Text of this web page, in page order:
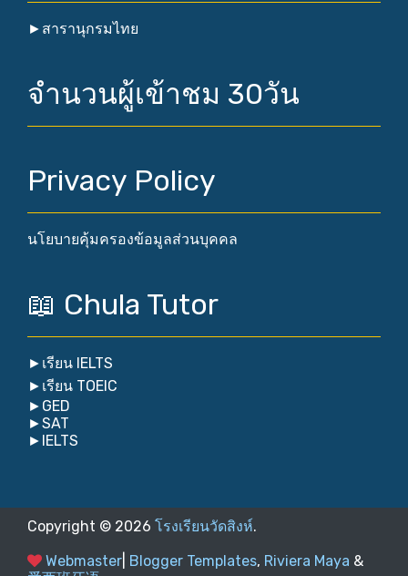
► สารานุกรมไทย
จำนวนผู้เข้าชม 30วัน
Privacy Policy
นโยบายคุ้มครองข้อมูลส่วนบุคคล
📖 Chula Tutor
► เรียน IELTS
► เรียน TOEIC
► GED
►SAT
► IELTS
Copyright © 2026 โรงเรียนวัดสิงห์.
Webmaster Blogger Templates, Riviera Maya &